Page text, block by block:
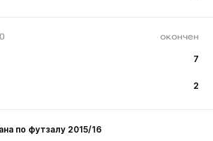
окончен
7
2
по футзалу 2015/16